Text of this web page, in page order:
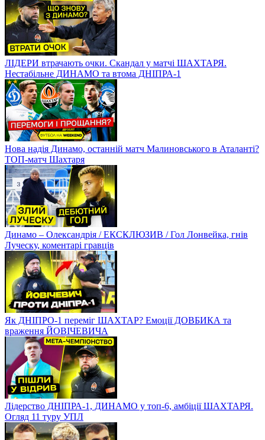
ЛІДЕРИ втрачають очки. Скандал у матчі ШАХТАРЯ.
Нестабільне ДИНАМО та втома ДНІПРА-1
Нова надія Динамо, останній матч Малиновського в Аталанті?
ТОП-матч Шахтаря
Динамо – Олександрія / ЕКСКЛЮЗИВ / Гол Лонвейка, гнів
Луческу, коментарі гравців
Як ДНІПРО-1 переміг ШАХТАР? Емоції ДОВБИКА та
враження ЙОВІЧЕВИЧА
Лідерство ДНІПРА-1, ДИНАМО у топ-6, амбіції ШАХТАРЯ.
Огляд 11 туру УПЛ